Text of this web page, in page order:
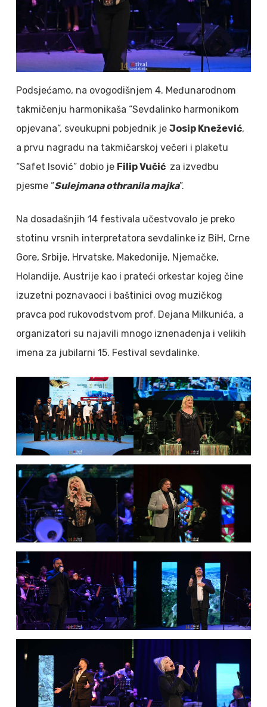
Podsjećamo, na ovogodišnjem 4. Međunarodnom
takmičenju harmonikaša “Sevdalinko harmonikom
opjevana”, sveukupni pobjednik je Josip Knežević,
a prvu nagradu na takmičarskoj večeri i plaketu
“Safet Isović” dobio je Filip Vučić za izvedbu
pjesme “Sulejmana othranila majka”.
Na dosadašnjih 14 festivala učestvovalo je preko
stotinu vrsnih interpretatora sevdalinke iz BiH, Crne
Gore, Srbije, Hrvatske, Makedonije, Njemačke,
Holandije, Austrije kao i prateći orkestar kojeg čine
izuzetni poznavaoci i baštinici ovog muzičkog
pravca pod rukovodstvom prof. Dejana Milkunića, a
organizatori su najavili mnogo iznenađenja i velikih
imena za jubilarni 15. Festival sevdalinke.